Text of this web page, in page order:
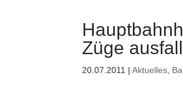
Züge
20.07.2011 |Aktuelles